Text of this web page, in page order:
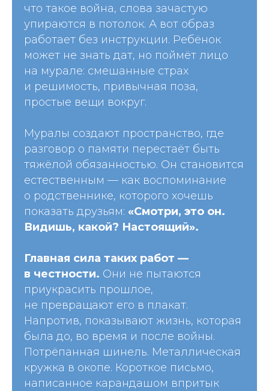
что такое война, слова зачастую
упираются в потолок. А вот образ
работает без инструкции. Ребёнок
может не знать дат, но поймёт лицо
на мурале: смешанные страх
и решимость, привычная поза,
простые вещи вокруг.
Муралы создают пространство, где
разговор о памяти перестаёт быть
тяжёлой обязанностью. Он становится
естественным — как воспоминание
о родственнике, которого хочешь
показать друзьям: «Смотри, это он.
Видишь, какой? Настоящий».
Главная сила таких работ —
в честности. Они не пытаются
приукрасить прошлое,
не превращают его в плакат.
Напротив, показывают жизнь, которая
была до, во время и после войны.
Потрёпанная шинель. Металлическая
кружка в окопе. Короткое письмо,
написанное карандашом впритык